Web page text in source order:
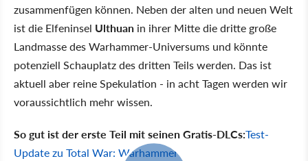
zusammenfügen können. Neben der alten und neuen Welt
ist die Elfeninsel Ulthuan in ihrer Mitte die dritte große
Landmasse des Warhammer-Universums und könnte
potenziell Schauplatz des dritten Teils werden. Das ist
aktuell aber reine Spekulation - in acht Tagen werden wir
voraussichtlich mehr wissen.
So gut ist der erste Teil mit seinen Gratis-DLCs:Test-
Update zu Total War: Warhammer